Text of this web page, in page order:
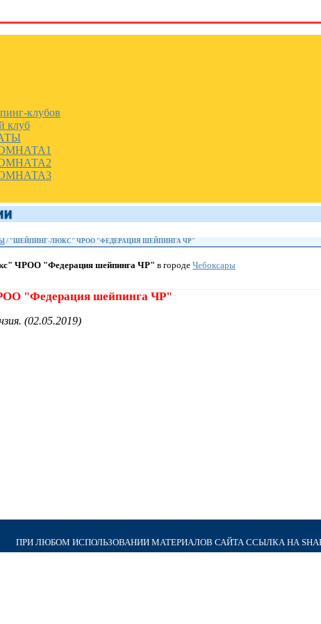
клубов
клуб
/ "ШЕЙПИНГ-ЛЮКС" ЧРОО "ФЕДЕРАЦИЯ ШЕЙПИНГА ЧР"
ЧРОО "Федерация шейпинга ЧР" в городе Чебоксары
"Федерация шейпинга ЧР"
(02.05.2019)
ПРИ ЛЮБОМ ИСПОЛЬЗОВАНИИ МАТЕРИАЛОВ САЙТА ССЫЛКА НА